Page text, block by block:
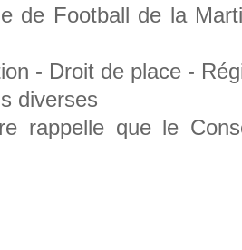
de Football de la
- Droit de place -
diverses
rappelle que le